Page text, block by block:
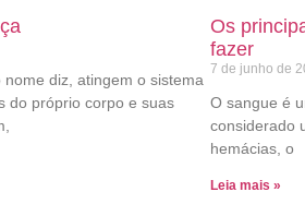
diz, atingem o sistema
do próprio corpo e suas
Os
fazer
7 de junho de
O sangue é
considerado
hemácias, o
Leia mais »